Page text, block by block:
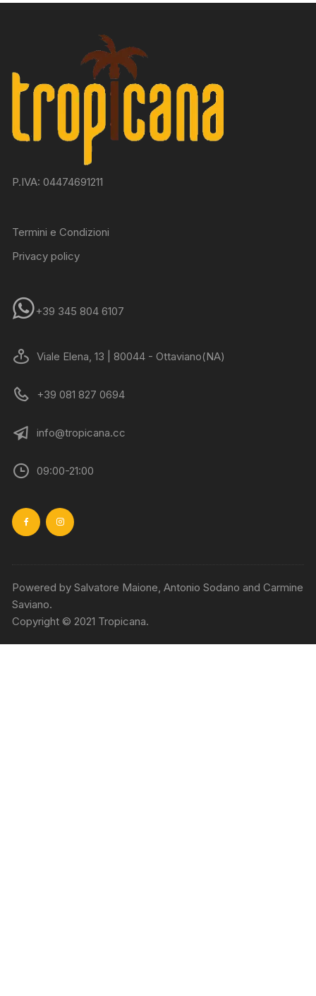
P.IVA: 04474691211
Termini e Condizioni
Privacy policy
+39 345 804 6107
Viale Elena, 13 | 80044 - Ottaviano(NA)
+39 081 827 0694
info@tropicana.cc
09:00-21:00
Powered by Salvatore Maione, Antonio Sodano and Carmine
Saviano.
Copyright © 2021 Tropicana.